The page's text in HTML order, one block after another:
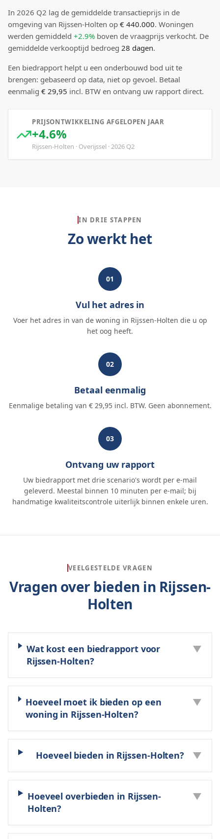
In 2026 Q2 lag de gemiddelde transactieprijs in de
omgeving van Rijssen-Holten op € 440.000. Woningen
werden gemiddeld +2.9% boven de vraagprijs verkocht. De
gemiddelde verkooptijd bedroeg 28 dagen.
Een biedrapport helpt u een onderbouwd bod uit te
brengen: gebaseerd op data, niet op gevoel. Betaal
eenmalig € 29,95 incl. BTW en ontvang uw rapport direct.
PRIJSONTWIKKELING AFGELOPEN JAAR
+4.6%
Rijssen-Holten · Overijssel ·2026 Q2
IN DRIE STAPPEN
Zo werkt het
01
Vul het adres in
Voer het adres in van de woning in Rijssen-Holten die u op
het oog heeft.
02
Betaal eenmalig
Eenmalige betaling van € 29,95 incl. BTW. Geen abonnement.
03
Ontvang uw rapport
Uw biedrapport met drie scenario's wordt per e-mail
geleverd. Meestal binnen 10 minuten per e-mail; bij
handmatige kwaliteitscontrole uiterlijk binnen enkele uren.
VEELGESTELDE VRAGEN
Vragen over bieden in Rijssen-
Holten
Wat kost een biedrapport voor
Rijssen-Holten?
▼
Hoeveel moet ik bieden op een
woning in Rijssen-Holten?
▼
Hoeveel bieden in Rijssen-Holten? ▼
Hoeveel overbieden in Rijssen-
Holten?
▼